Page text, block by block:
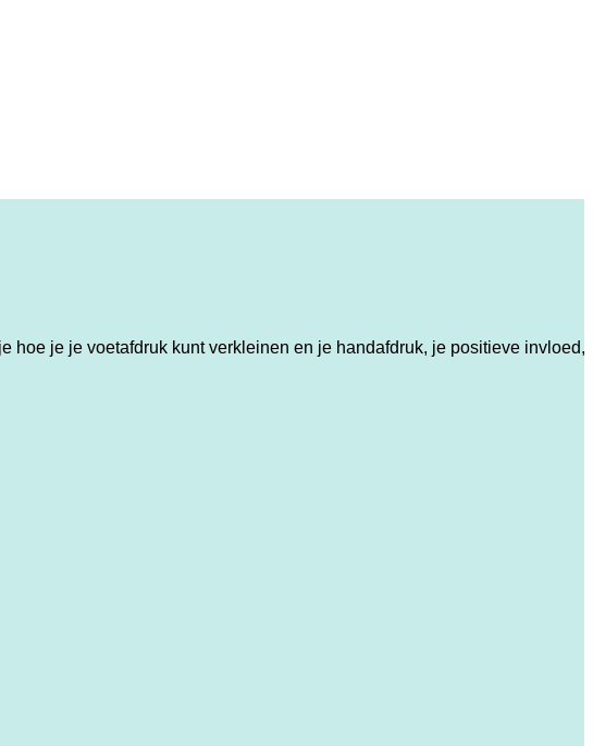
hoe je je voetafdruk kunt verkleinen en je handafdruk, je positieve invloed,